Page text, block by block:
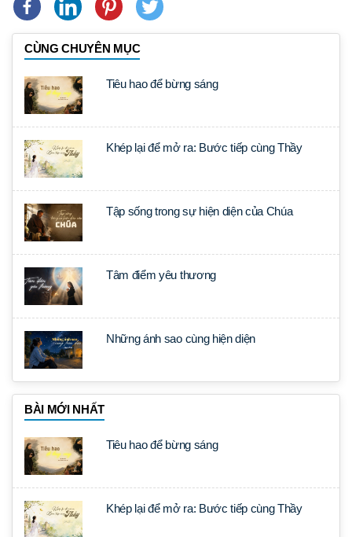
CÙNG CHUYÊN MỤC
Tiêu hao để bừng sáng
Khép lại để mở ra: Bước tiếp cùng Thầy
Tập sống trong sự hiện diện của Chúa
Tâm điểm yêu thương
Những ánh sao cùng hiện diện
BÀI MỚI NHẤT
Tiêu hao để bừng sáng
Khép lại để mở ra: Bước tiếp cùng Thầy